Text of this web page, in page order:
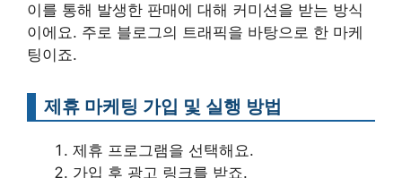
이를 통해 발생한 판매에 대해 커미션을 받는 방식
이에요. 주로 블로그의 트래픽을 바탕으로 한 마케
팅이죠.
제휴 마케팅 가입 및 실행 방법
제휴 프로그램을 선택해요.
가입 후 광고 링크를 받죠.